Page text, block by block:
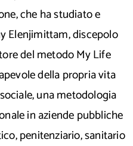
che ha studiato e
Elenjimittam, discepolo
del metodo My Life
della propria vita
una metodologia
in aziende pubbliche
penitenziario, sanitario